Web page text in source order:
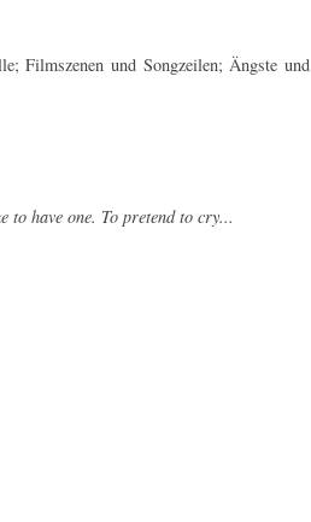
Filmszenen und Songzeilen; Ängste und
to have one. To pretend to cry...